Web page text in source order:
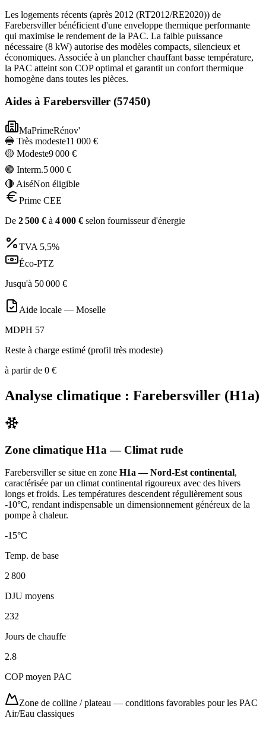
Les logements récents (après 2012 (RT2012/RE2020)) de
Farebersviller bénéficient d'une enveloppe thermique performante
qui maximise le rendement de la PAC. La faible puissance
nécessaire (8 kW) autorise des modèles compacts, silencieux et
économiques. Associée à un plancher chauffant basse température,
la PAC atteint son COP optimal et garantit un confort thermique
homogène dans toutes les pièces.
Aides à Farebersviller (57450)
MaPrimeRénov'
🔵 Très modeste11 000 €
🟡 Modeste9 000 €
🟣 Interm.5 000 €
🔴 AiséNon éligible
Prime CEE
De 2 500 € à 4 000 € selon fournisseur d'énergie
TVA 5,5%
Éco-PTZ
Jusqu'à 50 000 €
Aide locale — Moselle
MDPH 57
Reste à charge estimé (profil très modeste)
à partir de 0 €
Analyse climatique : Farebersviller (H1a)
Zone climatique H1a — Climat rude
Farebersvillerse situe en zone H1a — Nord-Est continental,
caractérisée par un climat continental rigoureux avec des hivers
longs et froids. Les températures descendent régulièrement sous
-10°C, rendant indispensable un dimensionnement généreux de la
pompe à chaleur.
-15°C
Temp. de base
2 800
DJU moyens
232
Jours de chauffe
2.8
COP moyen PAC
Zone de colline / plateau — conditions favorables pour les PAC
Air/Eau classiques